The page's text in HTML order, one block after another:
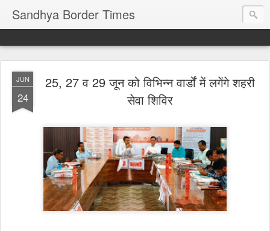
Sandhya Border Times
JUN
24
25, 27 व 29 जून को विभिन्न वार्डों में लगेंगे शहरी
सेवा शिविर